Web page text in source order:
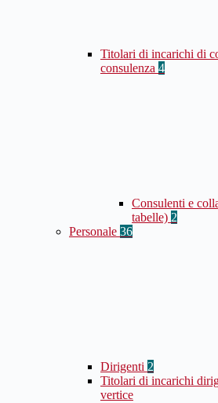
Titolari di incarichi di
consulenza 4
Consulenti e
tabelle) 2
Personale 36
Dirigenti 2
Titolari di incarichi
vertice